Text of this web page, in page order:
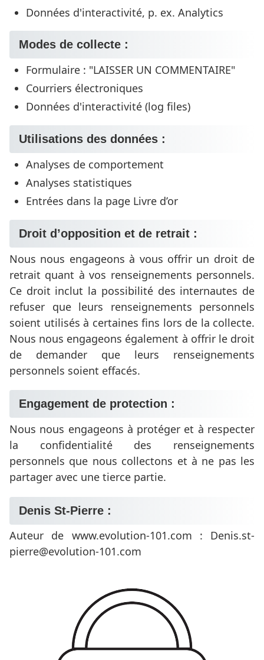
Données d'interactivité, p. ex. Analytics
Modes de collecte :
Formulaire : "LAISSER UN COMMENTAIRE"
Courriers électroniques
Données d'interactivité (log files)
Utilisations des données :
Analyses de comportement
Analyses statistiques
Entrées dans la page Livre d’or
Droit d’opposition et de retrait :
Nous nous engageons à vous offrir un droit de
retrait quant à vos renseignements personnels.
Ce droit inclut la possibilité des internautes de
refuser que leurs renseignements personnels
soient utilisés à certaines fins lors de la collecte.
Nous nous engageons également à offrir le droit
de demander que leurs renseignements
personnels soient effacés.
Engagement de protection :
Nous nous engageons à protéger et à respecter
la confidentialité des renseignements
personnels que nous collectons et à ne pas les
partager avec une tierce partie.
Denis St-Pierre :
Auteur de www.evolution-101.com : Denis.st-
pierre@evolution-101.com